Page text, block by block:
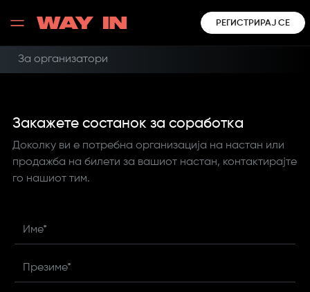
РЕГИСТРИРАЈ СЕ
За организатори
Закажeте состанок за соработкa
Доколку ви е потребна организација на настан или
продажба на билети за вашиот настан, контактирајте
го нашиот тим.
Име*
Презиме*